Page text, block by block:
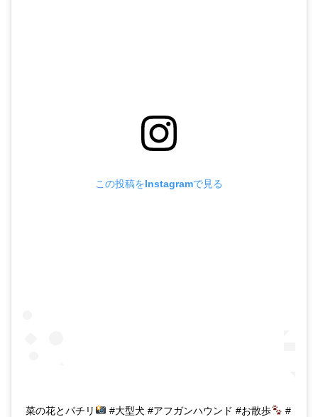
この投稿をInstagramで見る
菜の花とパチリ #大型犬 #アフガンハウンド #お散歩
#